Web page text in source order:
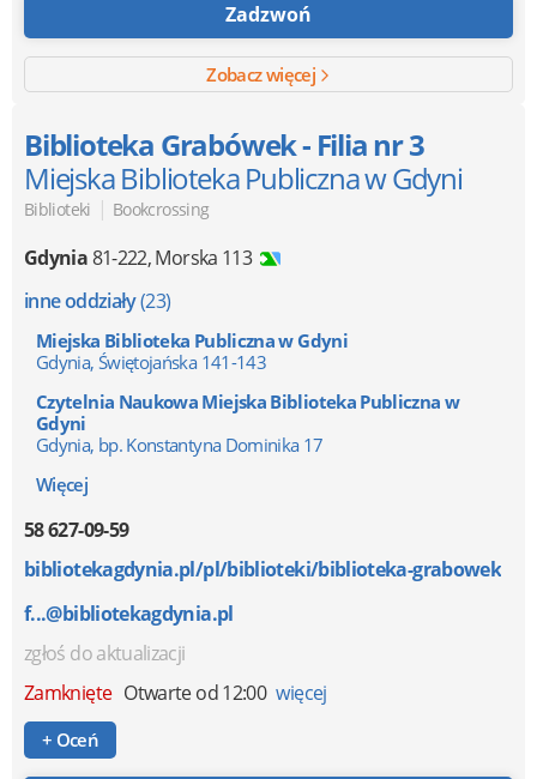
Zadzwoń
Zobacz więcej
Biblioteka Grabówek - Filia nr 3
Miejska Biblioteka Publiczna w Gdyni
Biblioteki | Bookcrossing
Gdynia81-222,Morska 113
inne oddziały(23)
Miejska Biblioteka Publiczna w Gdyni
Gdynia, Świętojańska 141-143
Czytelnia Naukowa Miejska Biblioteka Publiczna w
Gdyni
Gdynia, bp. Konstantyna Dominika 17
Więcej
58 627-09-59
bibliotekagdynia.pl/pl/biblioteki/biblioteka-grabowek
f...@bibliotekagdynia.pl
zgłoś do aktualizacji
Zamknięte Otwarte od 12:00 więcej
+ Oceń